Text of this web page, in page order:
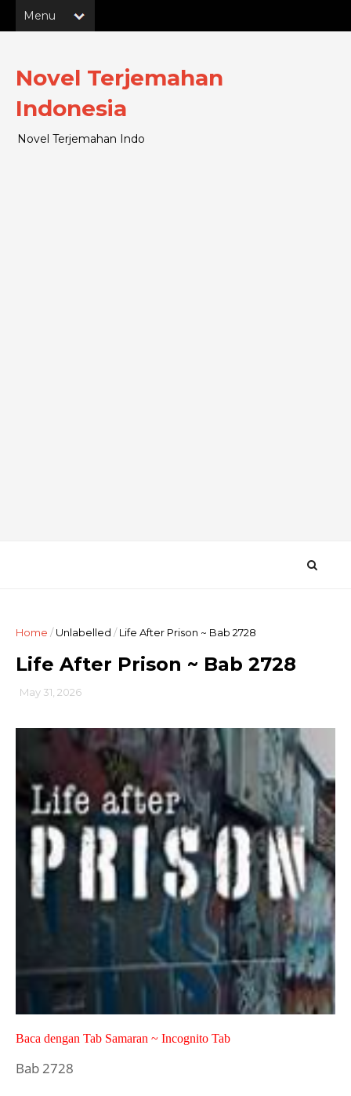
Novel Terjemahan
Indonesia
Novel Terjemahan Indo
Home /Unlabelled / Life After Prison ~ Bab 2728
Life After Prison ~ Bab 2728
May 31, 2026
Baca dengan Tab Samaran ~ Incognito Tab
Bab 2728